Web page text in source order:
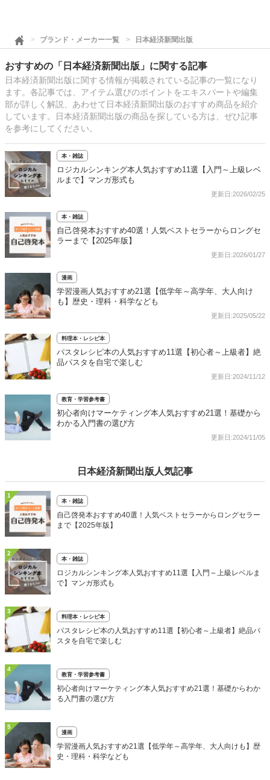
ブランド・メーカー一覧 日本経済新聞出版
おすすめの「日本経済新聞出版」に関する記事
日本経済新聞出版に関する情報が掲載されている記事の一覧になり
ます。各記事では、アイテム選びのポイントをエキスパートや編集
部が詳しく解説、あわせて日本経済新聞出版のおすすめ商品を紹介
しています。日本経済新聞出版の商品を探している方は、ぜひ記事
を参考にしてください。
本・雑誌
ロジカルシンキング本人気おすすめ11選【入門～上級レベ
ルまで】マンガ形式も
更新日:2026/02/25
本・雑誌
自己啓発本おすすめ40選！人気ベストセラーからロングセ
ラーまで【2025年版】
更新日:2026/01/27
漫画
学習漫画人気おすすめ21選【低学年～高学年、大人向け
も】歴史・理科・科学なども
更新日:2025/05/22
料理本・レシピ本
パスタレシピ本の人気おすすめ11選【初心者～上級者】絶
品パスタを自宅で楽しむ
更新日:2024/11/12
教育・学習参考書
初心者向けマーケティング本人気おすすめ21選！基礎から
わかる入門書の選び方
更新日:2024/11/05
日本経済新聞出版人気記事
1
本・雑誌
自己啓発本おすすめ40選！人気ベストセラーからロングセラー
まで【2025年版】
2
本・雑誌
ロジカルシンキング本人気おすすめ11選【入門～上級レベルま
で】マンガ形式も
3
料理本・レシピ本
パスタレシピ本の人気おすすめ11選【初心者～上級者】絶品パ
スタを自宅で楽しむ
4
教育・学習参考書
初心者向けマーケティング本人気おすすめ21選！基礎からわか
る入門書の選び方
5
漫画
学習漫画人気おすすめ21選【低学年～高学年、大人向けも】歴
史・理科・科学なども